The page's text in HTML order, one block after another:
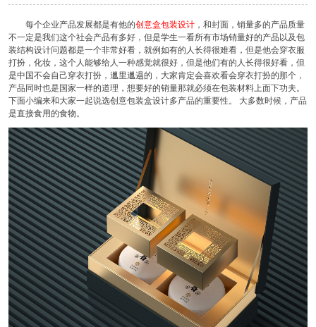
每个企业产品发展都是有他的创意盒包装设计，和封面，销量多的产品质量
不一定是我们这个社会产品有多好，但是学生一看所有市场销量好的产品以及包
装结构设计问题都是一个非常好看，就例如有的人长得很难看，但是他会穿衣服
打扮，化妆，这个人能够给人一种感觉就很好，但是他们有的人长得很好看，但
是中国不会自己穿衣打扮，邋里邋遢的，大家肯定会喜欢看会穿衣打扮的那个，
产品同时也是国家一样的道理，想要好的销量那就必须在包装材料上面下功夫。
下面小编来和大家一起说选创意包装盒设计多产品的重要性。 大多数时候，产品
是直接食用的食物。